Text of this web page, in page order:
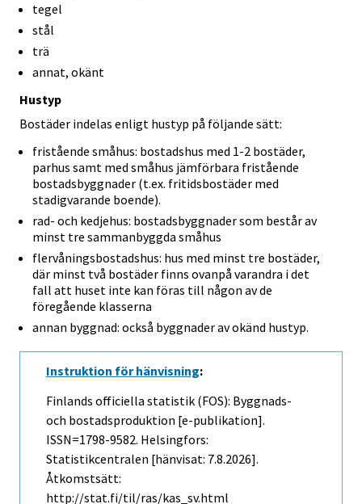
tegel
stål
trä
annat, okänt
Hustyp
Bostäder indelas enligt hustyp på följande sätt:
fristående småhus: bostadshus med 1-2 bostäder,
parhus samt med småhus jämförbara fristående
bostadsbyggnader (t.ex. fritidsbostäder med
stadigvarande boende).
rad- och kedjehus: bostadsbyggnader som består av
minst tre sammanbyggda småhus
flervåningsbostadshus: hus med minst tre bostäder,
där minst två bostäder finns ovanpå varandra i det
fall att huset inte kan föras till någon av de
föregående klasserna
annan byggnad: också byggnader av okänd hustyp.
Instruktion för hänvisning:
Finlands officiella statistik (FOS): Byggnads-
och bostadsproduktion [e-publikation].
ISSN=1798-9582. Helsingfors:
Statistikcentralen [hänvisat: 7.8.2026].
Åtkomstsätt:
http://stat.fi/til/ras/kas_sv.html